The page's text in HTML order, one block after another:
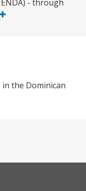
- through
the Dominican